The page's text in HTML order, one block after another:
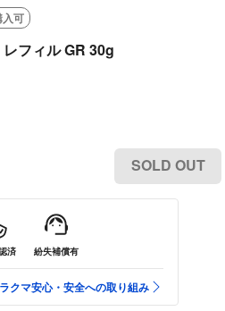
可
フィル GR 30g
SOLD OUT
済 紛失補償有
ラクマ安心・安全への取り組み